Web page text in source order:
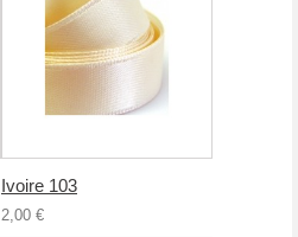
Ivoire 103
2,00 €